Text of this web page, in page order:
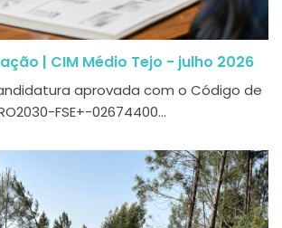
| CIM Médio Tejo - julho 2026
aprovada com o Código de
FSE+-02674400...